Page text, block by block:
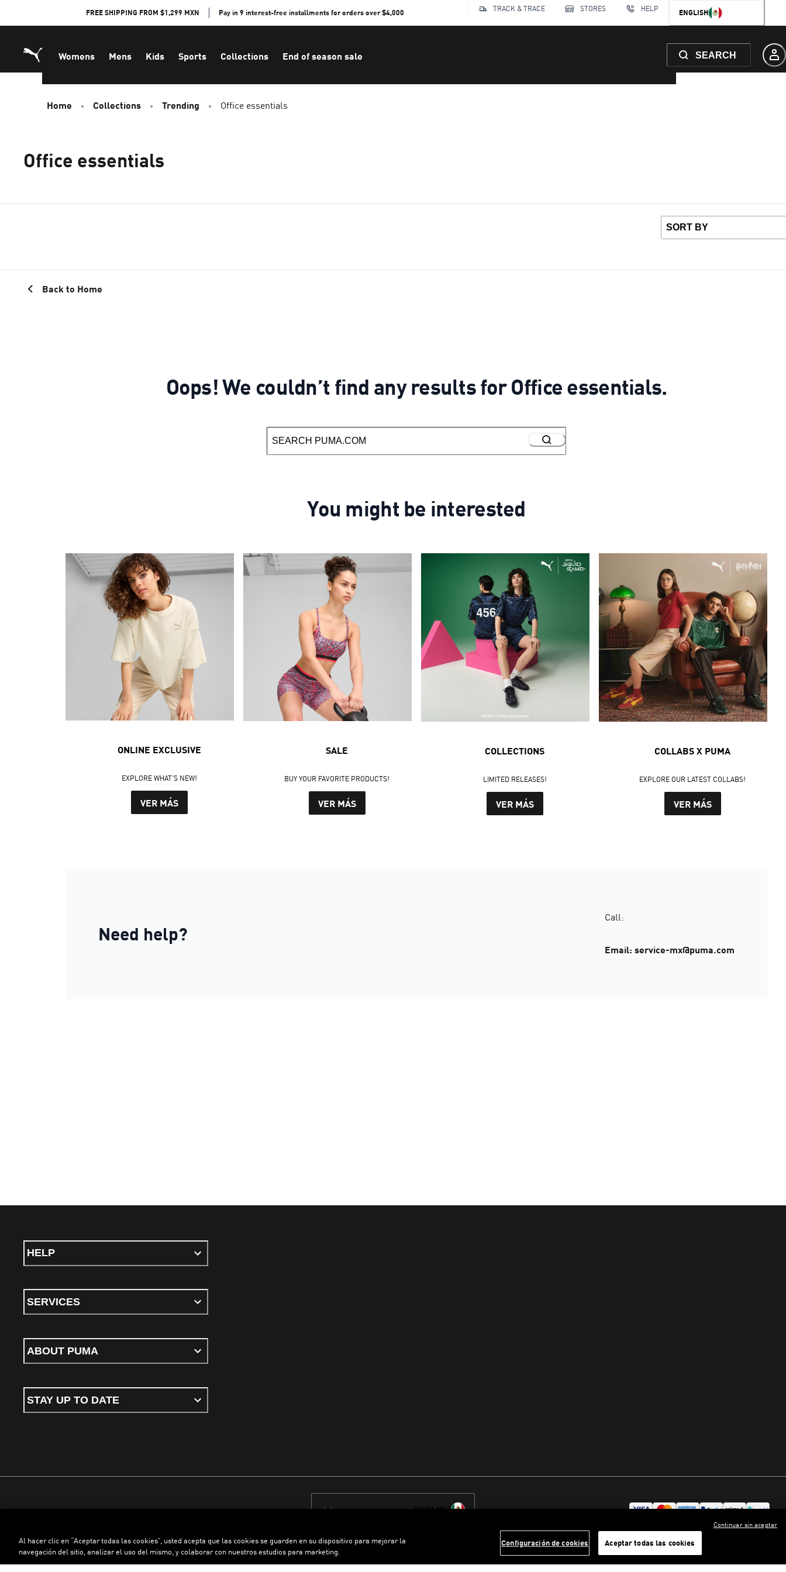
FREE SHIPPING FROM $1,299 MXN Pay in 9 interest-free installments for orders over $4,000 TRACK & TRACE STORES HELP ENGLISH
Womens Mens Kids Sports Collections End of season sale SEARCH
Home Collections Trending Office essentials
Office essentials
Back to Home
Oops! We couldn’t find any results for Office essentials.
You might be interested
ONLINE EXCLUSIVE
EXPLORE WHAT'S NEW!
VER MÁS
SALE
BUY YOUR FAVORITE PRODUCTS!
VER MÁS
COLLECTIONS
LIMITED RELEASES!
VER MÁS
COLLABS X PUMA
EXPLORE OUR LATEST COLLABS!
VER MÁS
Need help?
Call:
Email: service-mx@puma.com
HELP
SERVICES
ABOUT PUMA
STAY UP TO DATE
Terms & conditions Privacy Policy Cookies
©PUMA, 2026. All rights reserved
Al hacer clic en “Aceptar todas las cookies”, usted acepta que las cookies se guarden en su dispositivo para mejorar la
navegación del sitio, analizar el uso del mismo, y colaborar con nuestros estudios para marketing.
Configuración de cookies Aceptar todas las cookies
Continuar sin aceptar